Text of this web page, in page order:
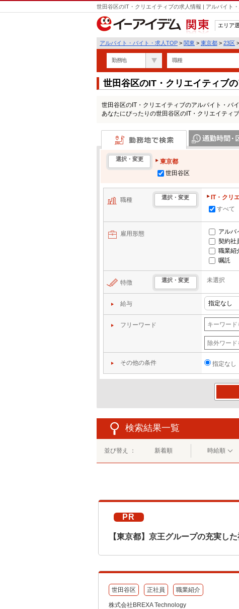
世田谷区のIT・クリエイティブの求人情報 | アルバイト
関東
エリア
アルバイト・バイト・求人TOP > 関東 > 東京都 > 23区 >
勤務地 職種
世田谷区のIT・クリエイティブ
世田谷区のIT・クリエイティブのアルバイト・バ
あなたにぴったりの世田谷区のIT・クリエイティ
勤務地で検索
選択・変更
東京都
世田谷区
職種 選択・変更
IT・クリ
すべて
雇用形態 アルバ
契約社
職業紹
嘱託
特徴 選択・変更 未選択
給与
フリーワード
その他の条件 指定なし
検索結果一覧
並び替え ： 新着順 時給順
PR
【東京都】京王グループの充実し
世田谷区 正社員 職業紹介
株式会社BREXA Technology